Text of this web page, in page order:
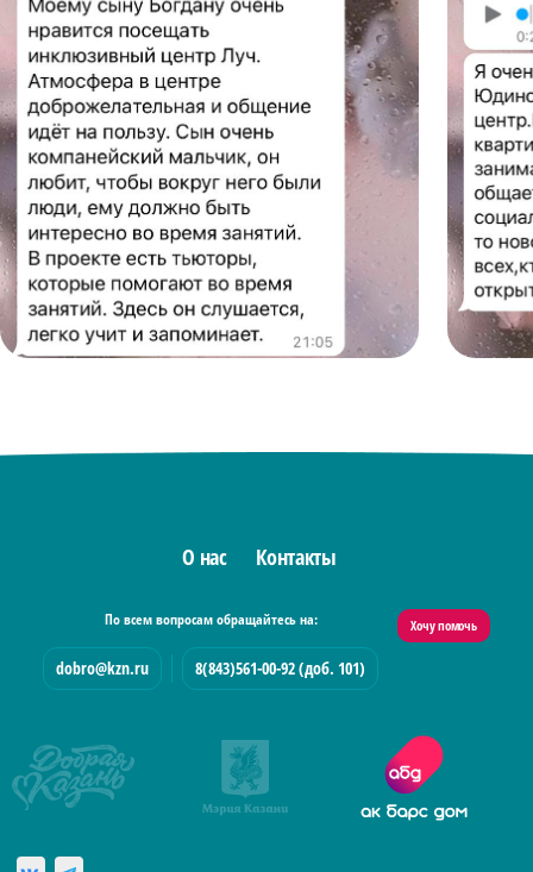
О нас Контакты
По всем вопросам обращайтесь на:
dobro@kzn.ru 8(843)561-00-92 (доб. 101)
Хочу помочь